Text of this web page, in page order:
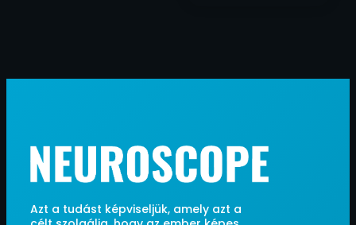
Azt a tudást képviseljük, amely azt a